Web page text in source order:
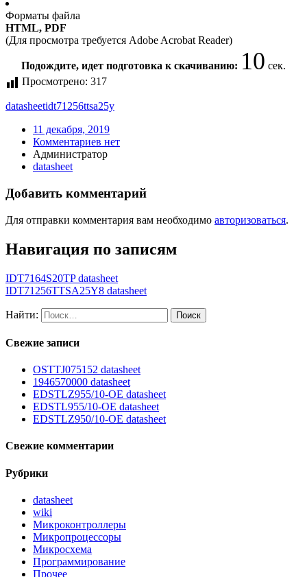
Форматы файла
HTML, PDF
(Для просмотра требуется Adobe Acrobat Reader)
Подождите, идет подготовка к скачиванию:9сек.
Просмотрено: 317
datasheetidt71256ttsa25y
11 декабря, 2019
Комментариев нет
Администратор
datasheet
Добавить комментарий
Для отправки комментария вам необходимо авторизоваться.
Навигация по записям
IDT7164S20TP datasheet
IDT71256TTSA25Y8 datasheet
Найти:
Свежие записи
OSTTJ075152 datasheet
1946570000 datasheet
EDSTLZ955/10-OE datasheet
EDSTL955/10-OE datasheet
EDSTLZ950/10-OE datasheet
Свежие комментарии
Рубрики
datasheet
wiki
Микроконтроллеры
Микропроцессоры
Микросхема
Программирование
Прочее